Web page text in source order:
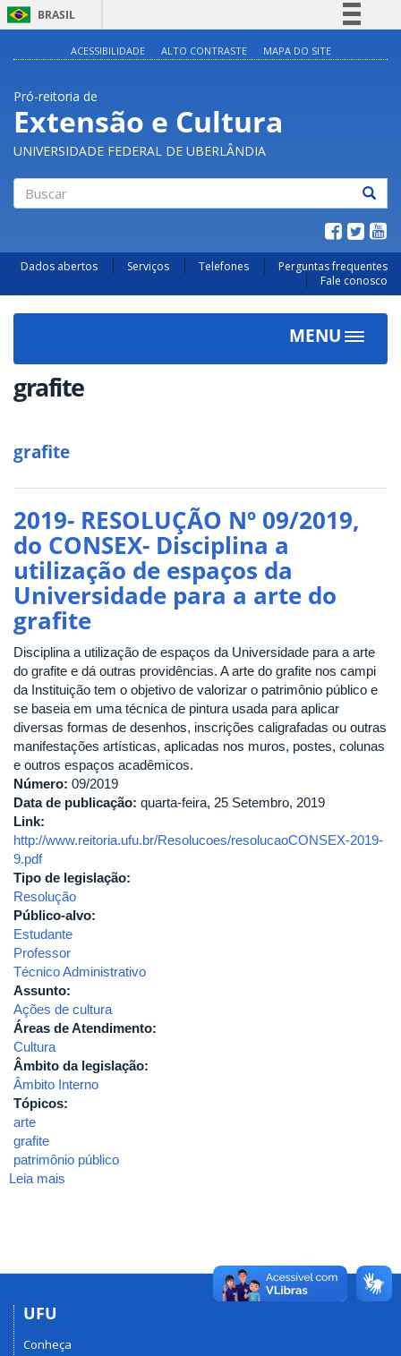
BRASIL
Acesso à informação
Legislação
Canais
ACESSIBILIDADE ALTO CONTRASTE MAPA DO SITE
Pró-reitoria de
Extensão e Cultura
UNIVERSIDADE FEDERAL DE UBERLÂNDIA
Dados abertos Serviços Telefones
Perguntas frequentes
Fale conosco
MENU
Toggle
grafite
grafite
2019- RESOLUÇÃO Nº 09/2019,
do CONSEX- Disciplina a
utilização de espaços da
Universidade para a arte do
grafite
Disciplina a utilização de espaços da Universidade para a arte
do grafite e dá outras providências. A arte do grafite nos campi
da Instituição tem o objetivo de valorizar o patrimônio público e
se baseia em uma técnica de pintura usada para aplicar
diversas formas de desenhos, inscrições caligrafadas ou outras
manifestações artísticas, aplicadas nos muros, postes, colunas
e outros espaços acadêmicos.
Número: 09/2019
Data de publicação: quarta-feira, 25 Setembro, 2019
Link:
http://www.reitoria.ufu.br/Resolucoes/resolucaoCONSEX-2019-
9.pdf
Tipo de legislação:
Resolução
Público-alvo:
Estudante
Professor
Técnico Administrativo
Assunto:
Ações de cultura
Áreas de Atendimento:
Cultura
Âmbito da legislação:
Âmbito Interno
Tópicos:
arte
grafite
patrimônio público
Leia mais
do
utilização
UFU
Conheça